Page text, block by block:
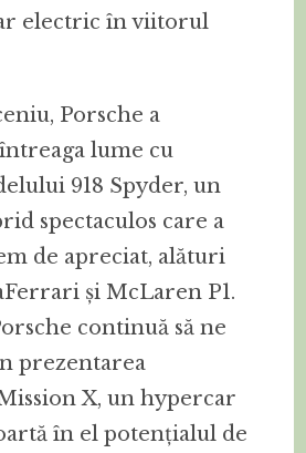
electric în viitorul
Porsche a
lume cu
918 Spyder, un
spectaculos care a
de apreciat, alături
și McLaren P1.
continuă să ne
prezentarea
X, un hypercar
în el potențialul de